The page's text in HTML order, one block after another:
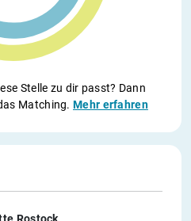
Stelle zu dir passt? Dann
Matching.Mehr erfahren